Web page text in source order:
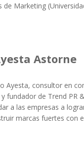
Marketing
Astorne
Ayesta, consultor en
fundador de Trend PR
a las empresas a
marcas fuertes con